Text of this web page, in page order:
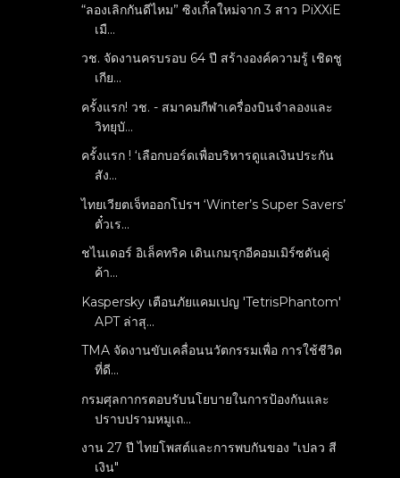
“ลองเลิกกันดีไหม” ซิงเกิ้ลใหม่จาก 3 สาว PiXXiE
เมื...
วช. จัดงานครบรอบ 64 ปี สร้างองค์ความรู้ เชิดชู
เกีย...
ครั้งแรก! วช. - สมาคมกีฬาเครื่องบินจำลองและ
วิทยุบั...
ครั้งแรก ! ‘เลือกบอร์ดเพื่อบริหารดูแลเงินประกัน
สัง...
ไทยเวียตเจ็ทออกโปรฯ ‘Winter’s Super Savers’
ตั๋วเร...
ชไนเดอร์ อิเล็คทริค เดินเกมรุกอีคอมเมิร์ซดันคู่
ค้า...
Kaspersky เตือนภัยแคมเปญ 'TetrisPhantom'
APT ล่าสุ...
TMA จัดงานขับเคลื่อนนวัตกรรมเพื่อ การใช้ชีวิต
ที่ดี...
กรมศุลกากรตอบรับนโยบายในการป้องกันและ
ปราบปรามหมูเถ...
งาน 27 ปี ไทยโพสต์และการพบกันของ "เปลว สี
เงิน"